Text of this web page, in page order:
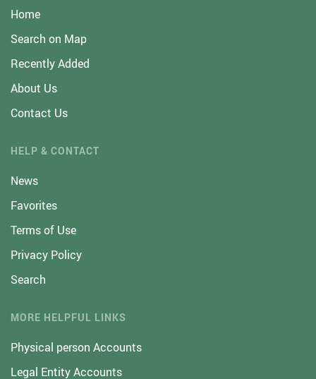
Home
Search on Map
Recently Added
About Us
Contact Us
HELP & CONTACT
News
Favorites
Terms of Use
Privacy Policy
Search
MORE HELPFUL LINKS
Physical person Accounts
Legal Entity Accounts